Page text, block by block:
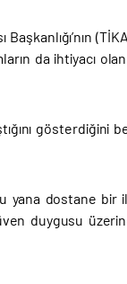
da ihtiyacı
gösterdiğini
yana dostane
duygusu